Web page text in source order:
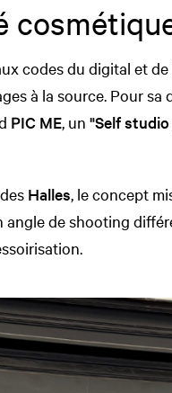
codes du digital et de
à la source. Pour
PIC ME , un "Self
Halles , le concept
de shooting